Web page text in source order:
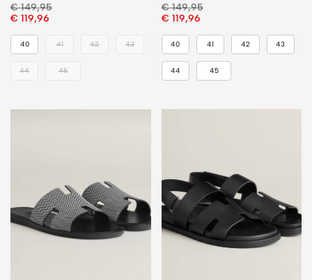
€149,95
€ 119,96
40 41 42 43
44 45
€149,95
€ 119,96
40 41 42 43
44 45